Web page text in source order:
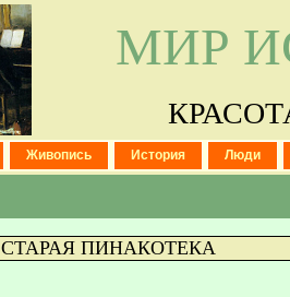
МИР
Живопись История Люди
СТАРАЯ ПИНАКОТЕКА